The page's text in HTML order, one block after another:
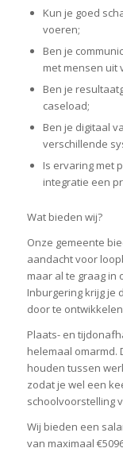
Kun je goed
voeren;
Ben je
met mensen uit
Ben je
caseload;
Ben je digitaal
verschillende
Is ervaring met
integratie een
Wat bieden wij?
Onze gemeente
aandacht voor
maar al te graag in
Inburgering krijg je
door te
Plaats- en
helemaal omarmd.
houden tussen
zodat je wel een
schoolvoorstelling
Wij bieden een
van maximaal